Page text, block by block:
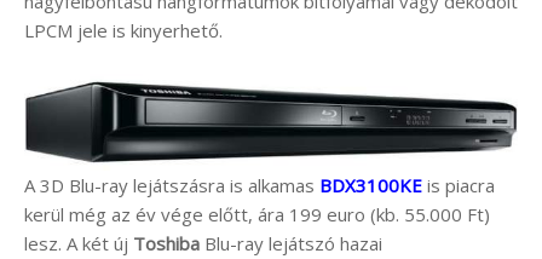
LPCM jele is kinyerhető.
A 3D Blu-ray lejátszásra is alkamas BDX3100KE is piacra
kerül még az év vége előtt, ára 199 euro (kb. 55.000 Ft)
lesz. A két új Toshiba Blu-ray lejátszó hazai